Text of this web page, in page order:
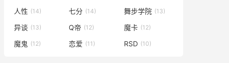
人性 (14) 七分 (14) 舞步学院 (13)
异谈 (13) Q帝 (12) 魔卡 (12)
魔鬼 (12) 恋爱 (11) RSD (10)